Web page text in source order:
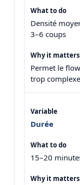
Densité
3–6 coups
Permet le
trop
Durée
15–20